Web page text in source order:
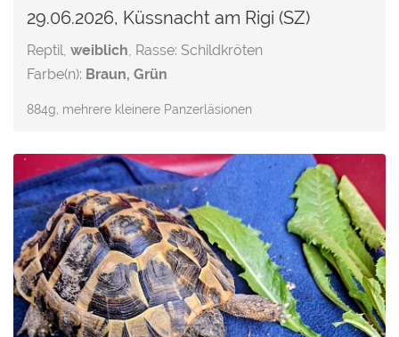
29.06.2026, Küssnacht am Rigi (SZ)
Reptil, weiblich, Rasse: Schildkröten
Farbe(n): Braun, Grün
884g, mehrere kleinere Panzerläsionen